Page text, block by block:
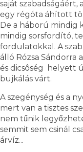
saját
egy régóta áhított
De a háború mindig
mindig sorsfordító,
fordulatokkal. A
álló Rózsa Sándorra
és dicsôség helyett
bujkálás várt.
A szegénység és a
mert van a tisztes
nem tűnik
semmit sem csinál
árvíz...